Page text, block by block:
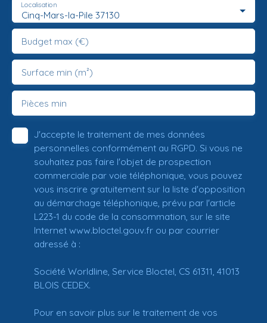
Cinq-Mars-la-Pile 37130
Localisation
Budget max (€)
Surface min (m²)
Pièces min
J'accepte le traitement de mes données
personnelles conformément au RGPD. Si vous ne
souhaitez pas faire l'objet de prospection
commerciale par voie téléphonique, vous pouvez
vous inscrire gratuitement sur la liste d'opposition
au démarchage téléphonique, prévu par l'article
L223-1 du code de la consommation, sur le site
Internet www.bloctel.gouv.fr ou par courrier
adressé à :
Société Worldline, Service Bloctel, CS 61311, 41013
BLOIS CEDEX.
Pour en savoir plus sur le traitement de vos